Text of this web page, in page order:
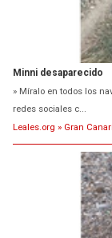
Minni desaparecido
» Míralo en todos los
redes sociales c...
Leales.org » Gran